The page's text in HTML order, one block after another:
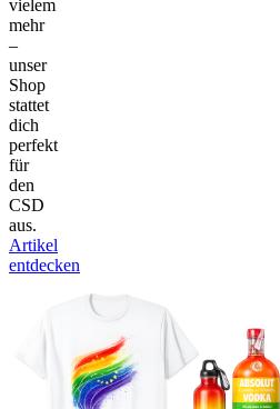
vielem
mehr
–
unser
Shop
stattet
dich
perfekt
für
den
CSD
aus.
Artikel
entdecken